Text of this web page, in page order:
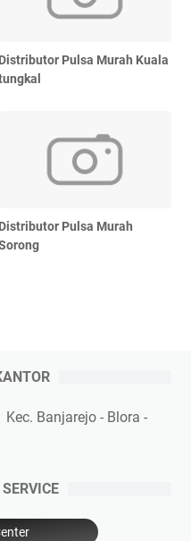
Distributor Pulsa Murah Kuala
Distributor Pulsa Murah
Banjarejo - Blora -